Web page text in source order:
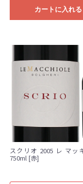
カートに入れる
スクリオ 2005 レ マッ
750ml [赤]